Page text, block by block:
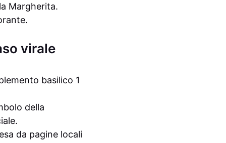
Margherita.
virale
basilico 1
della
da pagine locali